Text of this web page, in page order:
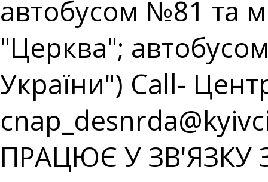
автобусом №81 та
"Церква";
України") Call-
ПРАЦЮЄ У